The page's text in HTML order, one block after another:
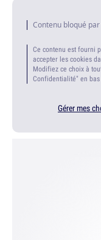
Contenu bloqué
Ce contenu est fourni
accepter les cookies
Modifiez ce choix à
Confidentialité" en bas
Gérer mes